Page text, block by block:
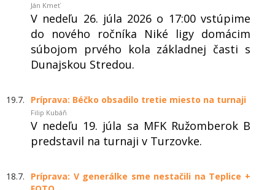
Ján Kmeť
V nedeľu 26. júla 2026 o 17:00 vstúpime
do nového ročníka Niké ligy domácim
súbojom prvého kola základnej časti s
Dunajskou Stredou.
19.7. Príprava: Béčko obsadilo tretie miesto na turnaji
Filip Kubáň
V nedeľu 19. júla sa MFK Ružomberok B
predstavil na turnaji v Turzovke.
18.7.
Príprava: V generálke sme nestačili na Teplice +